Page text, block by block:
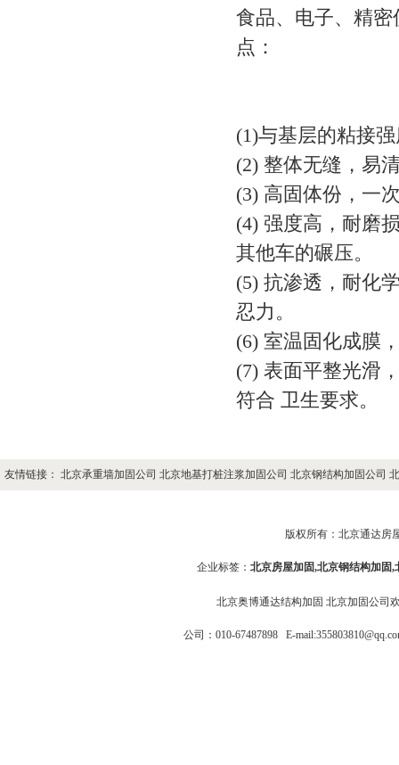
食品、电子、精
点：
(1)与基层的粘接
(2) 整体无缝，易
(3) 高固体份，一
(4) 强度高，耐磨
其他车的碾压。
(5) 抗渗透，耐化
忍力。
(6) 室温固化成膜
(7) 表面平整光滑
符合 卫生要求。
友情链接： 北京承重墙加固公司 北京地基打桩注浆加固公司 北京钢结构加固公司
版权所有： 北京通达房
企业标签： 北京房屋加固,北京钢结构加固,
北京奥博通达结构加固 北京加固公司
公司：010-67487898 E-